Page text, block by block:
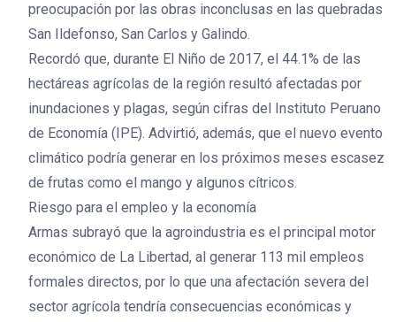
preocupación por las obras inconclusas en las quebradas
San Ildefonso, San Carlos y Galindo.
Recordó que, durante El Niño de 2017, el 44.1% de las
hectáreas agrícolas de la región resultó afectadas por
inundaciones y plagas, según cifras del Instituto Peruano
de Economía (IPE). Advirtió, además, que el nuevo evento
climático podría generar en los próximos meses escasez
de frutas como el mango y algunos cítricos.
Riesgo para el empleo y la economía
Armas subrayó que la agroindustria es el principal motor
económico de La Libertad, al generar 113 mil empleos
formales directos, por lo que una afectación severa del
sector agrícola tendría consecuencias económicas y